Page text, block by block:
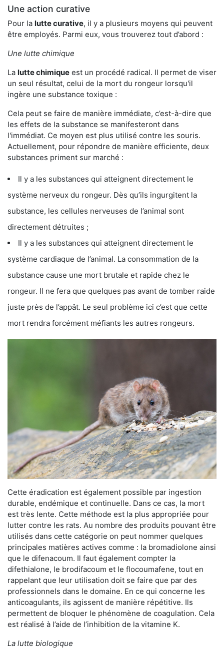
Une action curative
Pour la lutte curative, il y a plusieurs moyens qui peuvent
être employés. Parmi eux, vous trouverez tout d’abord :
Une lutte chimique
La lutte chimique est un procédé radical. Il permet de viser
un seul résultat, celui de la mort du rongeur lorsqu'il
ingère une substance toxique :
Cela peut se faire de manière immédiate, c’est-à-dire que
les effets de la substance se manifesteront dans
l'immédiat. Ce moyen est plus utilisé contre les souris.
Actuellement, pour répondre de manière efficiente, deux
substances priment sur marché :
Il y a les substances qui atteignent directement le
système nerveux du rongeur. Dès qu’ils ingurgitent la
substance, les cellules nerveuses de l’animal sont
directement détruites ;
Il y a les substances qui atteignent directement le
système cardiaque de l’animal. La consommation de la
substance cause une mort brutale et rapide chez le
rongeur. Il ne fera que quelques pas avant de tomber raide
juste près de l’appât. Le seul problème ici c’est que cette
mort rendra forcément méfiants les autres rongeurs.
Cette éradication est également possible par ingestion
durable, endémique et continuelle. Dans ce cas, la mort
est très lente. Cette méthode est la plus appropriée pour
lutter contre les rats. Au nombre des produits pouvant être
utilisés dans cette catégorie on peut nommer quelques
principales matières actives comme : la bromadiolone ainsi
que le difenacoum. Il faut également compter la
difethialone, le brodifacoum et le flocoumafene, tout en
rappelant que leur utilisation doit se faire que par des
professionnels dans le domaine. En ce qui concerne les
anticoagulants, ils agissent de manière répétitive. Ils
permettent de bloquer le phénomène de coagulation. Cela
est réalisé à l’aide de l’inhibition de la vitamine K.
La lutte biologique